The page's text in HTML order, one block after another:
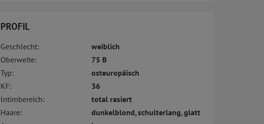
PROFIL
Geschlecht:
weiblich
Oberweite:
75 B
Typ:
osteuropäisch
KF:
36
Intimbereich:
total rasiert
Haare:
dunkelblond, schulterlang, glatt